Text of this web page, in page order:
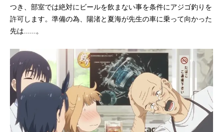
つき、部室では絶対にビールを飲まない事を条件にアジゴ釣りを
許可します。準備の為、陽渚と夏海が先生の車に乗って向かった
先は......。